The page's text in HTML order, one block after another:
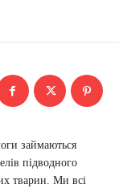
займаються
підводного
тварин. Ми всі